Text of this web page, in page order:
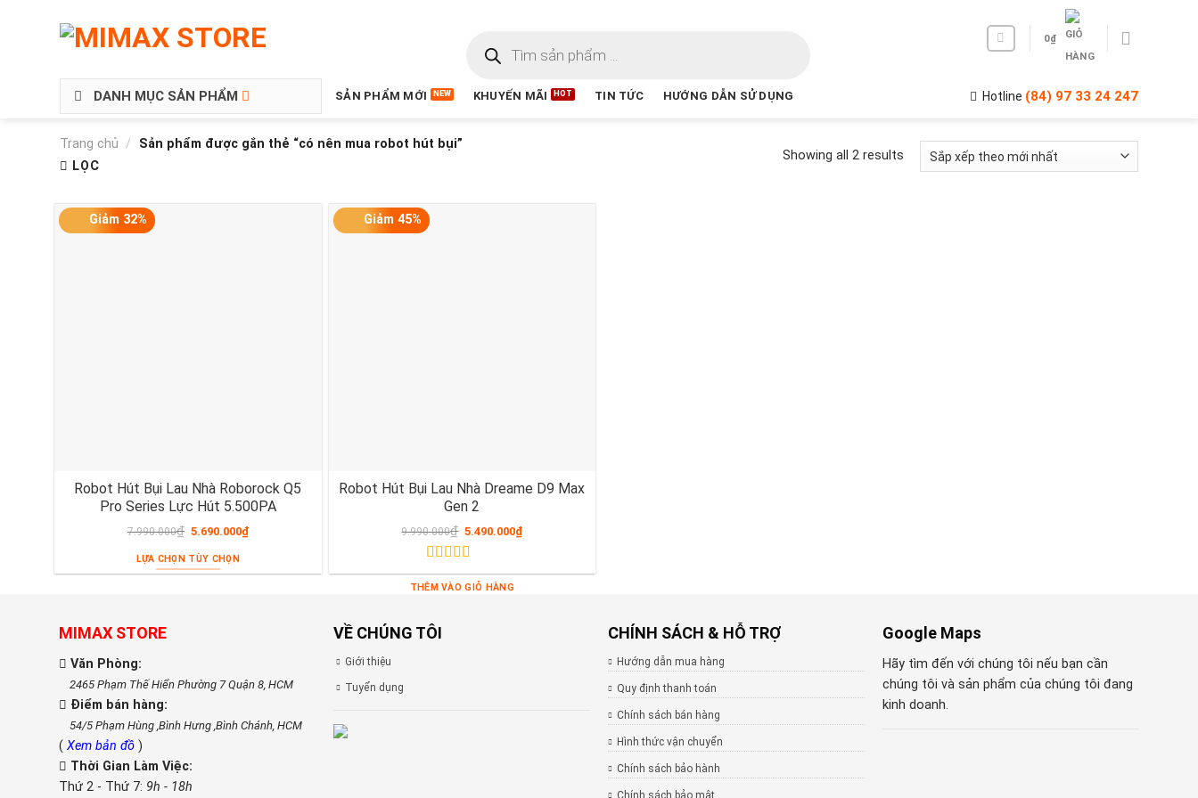
0₫
DANH MỤC SẢN PHẨM SẢN PHẨM MỚI KHUYẾN MÃI TIN TỨC HƯỚNG DẪN SỬ DỤNG Hotline (84) 97 33 24 247
Trang chủ /
Sản phẩm được gắn thẻ “có nên mua robot hút bụi”
LỌC
Showing all 2 results
Giảm 32%
Robot Hút Bụi Lau Nhà Roborock Q5
Pro Series Lực Hút 5.500PA
7.990.000₫ 5.690.000₫
LỰA CHỌN TÙY CHỌN
Giảm 45%
Robot Hút Bụi Lau Nhà Dreame D9 Max
Gen 2
9.990.000₫ 5.490.000₫
Được xếp
hạng5.00 5
THÊM VÀO GIỎ HÀNG
MIMAX STORE
Văn Phòng:
2465 Phạm Thế Hiển Phường 7 Quận 8, HCM
Điểm bán hàng:
54/5 Phạm Hùng ,Bình Hưng ,Bình Chánh, HCM
( Xem bản đồ )
Thời Gian Làm Việc:
Thứ 2 - Thứ 7: 9h - 18h
VỀ CHÚNG TÔI
Giới thiệu
Tuyển dụng
CHÍNH SÁCH & HỖ TRỢ
Hướng dẫn mua hàng
Quy định thanh toán
Chính sách bán hàng
Hình thức vận chuyển
Chính sách bảo hành
Chính sách bảo mật
Google Maps
Hãy tìm đến với chúng tôi nếu bạn cần
chúng tôi và sản phẩm của chúng tôi đang
kinh doanh.